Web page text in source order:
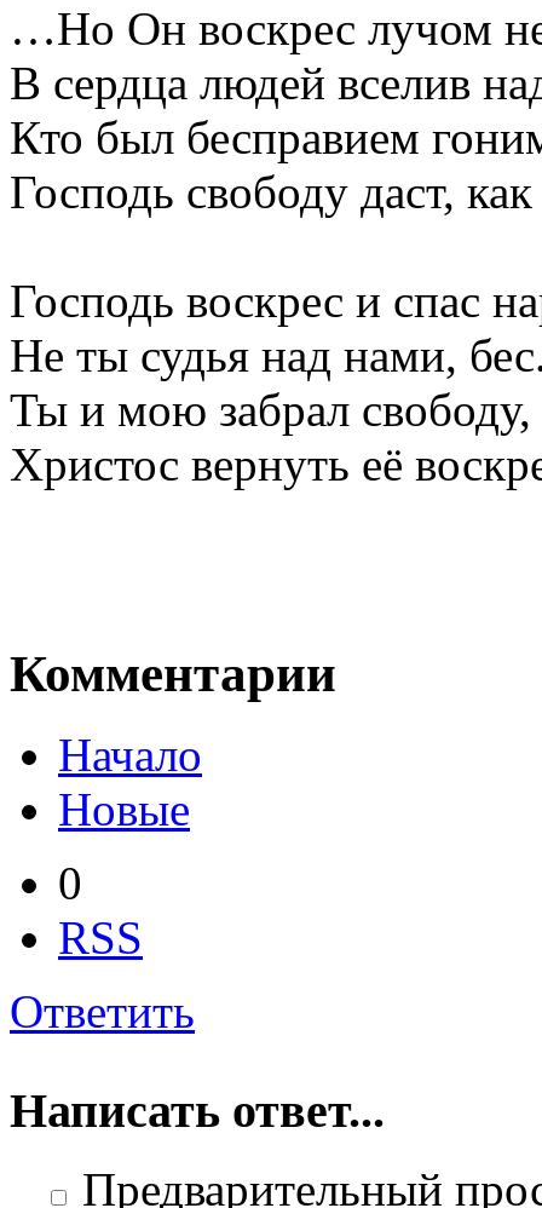
…Но Он воскрес лучом
В сердца людей вселив
Кто был бесправием
Господь свободу даст,
Господь воскрес и спас
Не ты судья над нами,
Ты и мою забрал свободу,
Христос вернуть её
Комментарии
Начало
Новые
0
RSS
Ответить
Написать ответ...
Предварительный